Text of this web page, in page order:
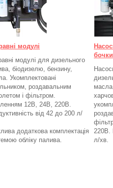
модулі
модулі для дизельного
біодизелю, бензину,
Укомплектовані
роздавальним
і фільтром.
12В, 24В, 220В.
від 42 до 200 л/
додаткова комплектація
обліку палива.
бочки
220В.
л/хв.